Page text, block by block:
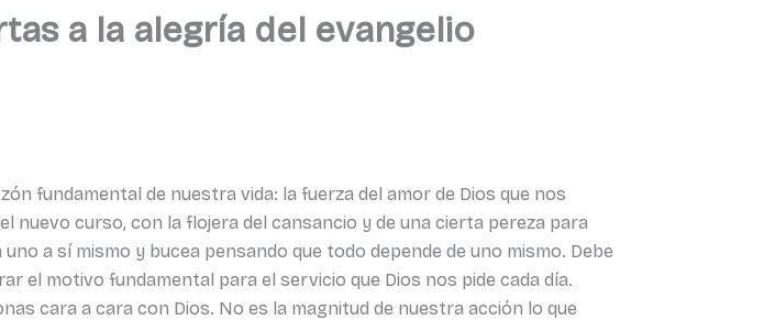
a la alegría del evangelio
fundamental de nuestra vida: la fuerza del amor de Dios que nos
nuevo curso, con la flojera del cansancio y de una cierta pereza para
a sí mismo y bucea pensando que todo depende de uno mismo. Debe
el motivo fundamental para el servicio que Dios nos pide cada día.
cara a cara con Dios. No es la magnitud de nuestra acción lo que